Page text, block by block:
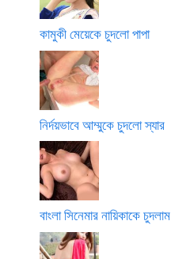
কামুকী মেয়েকে চুদলো পাপা
নির্দয়ভাবে আম্মুকে চুদলো স্যার
বাংলা সিনেমার নায়িকাকে চুদলাম